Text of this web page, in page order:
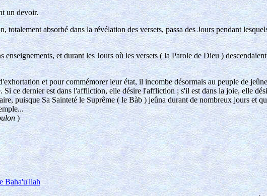
un devoir.
absorbé dans la révélation des versets, passa des Jours pendant
et durant les Jours où les versets ( la Parole de Dieu )
et pour commémorer leur état, il incombe désormais au peuple de
ce dernier est dans l'affliction, elle désire l'affliction ; s'il est dans la joie, elle
puisque Sa Sainteté le Suprême ( le Bàb ) jeûna durant de nombreux jours et
)
Baha'u'llah